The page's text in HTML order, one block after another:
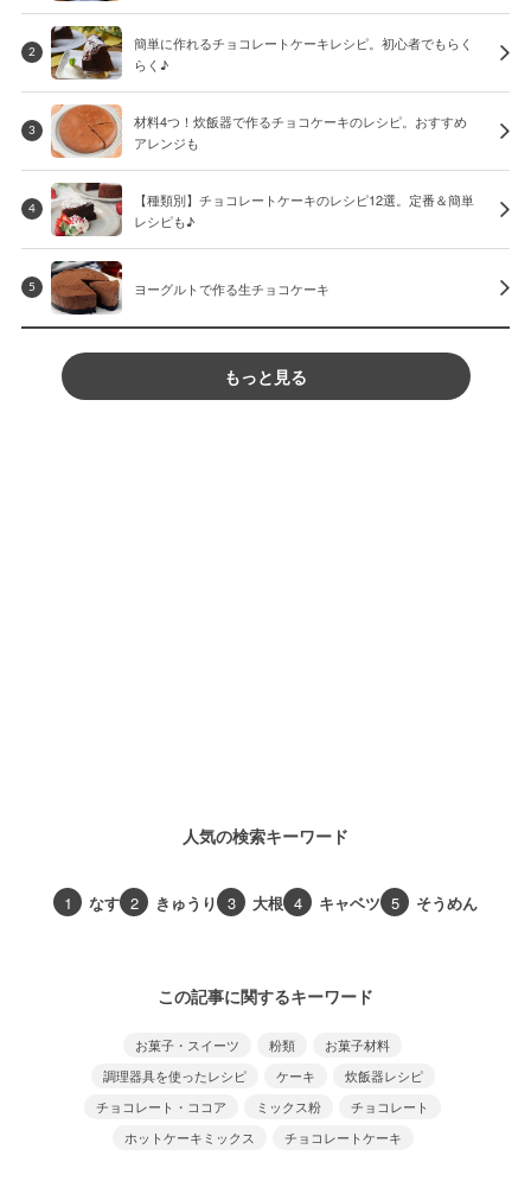
2
簡単に作れるチョコレートケーキレシピ。初心者でもらく
らく♪
3
材料4つ！炊飯器で作るチョコケーキのレシピ。おすすめ
アレンジも
4
【種類別】チョコレートケーキのレシピ12選。定番＆簡単
レシピも♪
5 ヨーグルトで作る生チョコケーキ
もっと見る
人気の検索キーワード
1 なす 2 きゅうり 3 大根 4 キャベツ 5 そうめん
この記事に関するキーワード
お菓子・スイーツ 粉類
お菓子材料
調理器具を使ったレシピ
ケーキ
炊飯器レシピ
チョコレート・ココア
ミックス粉
チョコレート
ホットケーキミックス
チョコレートケーキ